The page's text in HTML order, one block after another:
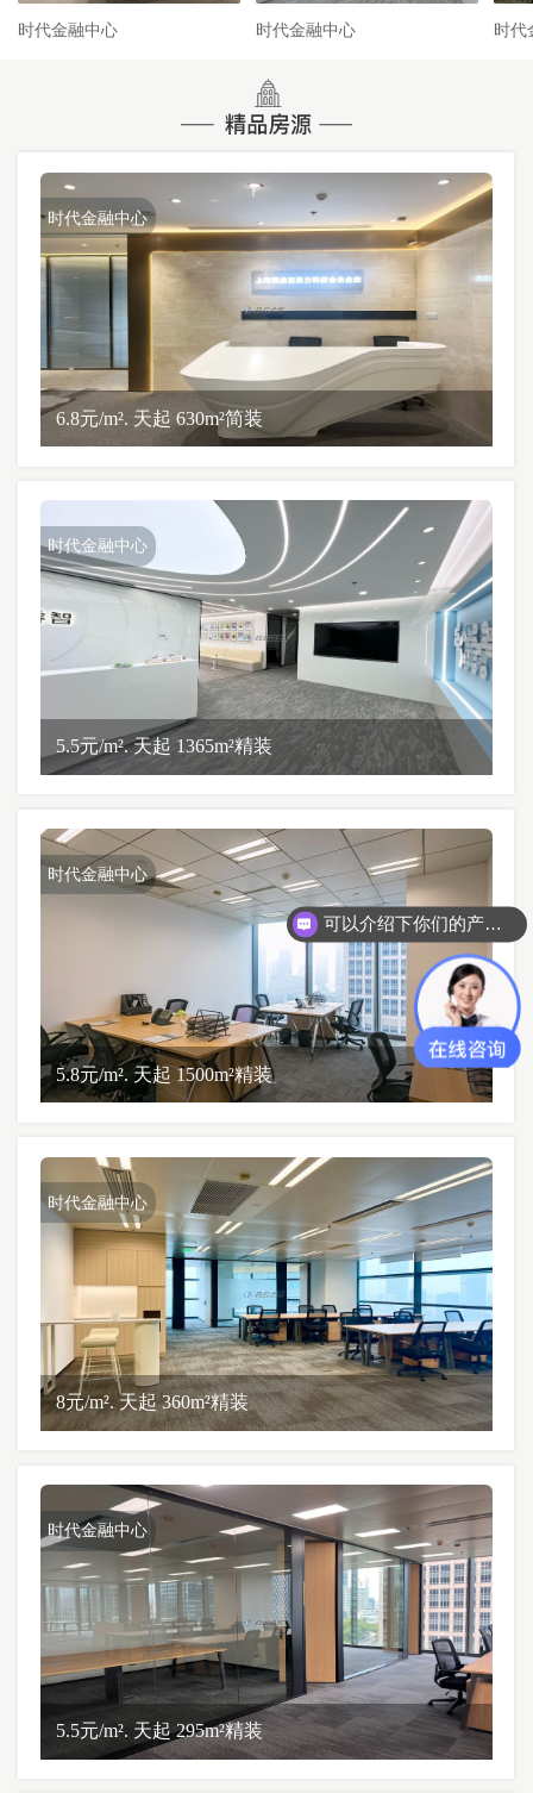
时代金融中心 时代金融中心 时代
时代金融中心
6.8元/m². 天起 630m²简装
时代金融中心
5.5元/m². 天起 1365m²精装
时代金融中心
5.8元/m². 天起 1500m²精装
时代金融中心
8元/m². 天起 360m²精装
时代金融中心
5.5元/m². 天起 295m²精装
可以介绍下你们的产品么？